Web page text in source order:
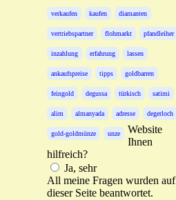
verkaufen kaufen diamanten
vertriebspartner flohmarkt pfandleiher
inzahlung erfahrung lassen
ankaufspreise tipps goldbarren
feingold degussa türkisch satimi
alim almanyada adresse degerloch
gold-goldmünze unze
Website
Ihnen
hilfreich?
Ja, sehr
All meine Fragen wurden auf
dieser Seite beantwortet.